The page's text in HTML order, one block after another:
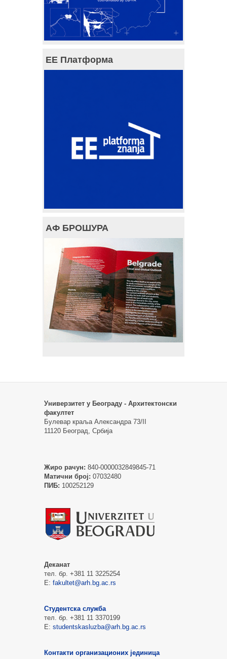
ЕЕ Платформа
АФ БРОШУРА
Универзитет у Београду - Архитектонски
факултет
Булевар краља Александра 73/II
11120 Београд, Србија
Жиро рачун: 840-0000032849845-71
Матични број: 07032480
ПИБ: 100252129
Деканат
тел. бр. +381 11 3225254
Е: fakultet@arh.bg.ac.rs
Студентска служба
тел. бр. +381 11 3370199
Е: studentskasluzba@arh.bg.ac.rs
Контакти организационих јединица